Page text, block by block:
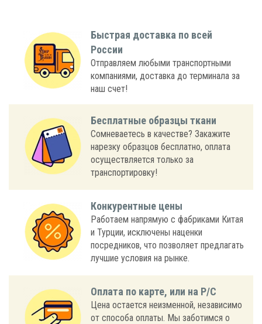
Быстрая доставка по всей
России
Отправляем любыми транспортными
компаниями, доставка до терминала за
наш счет!
Бесплатные образцы ткани
Сомневаетесь в качестве? Закажите
нарезку образцов бесплатно, оплата
осуществляется только за
транспортировку!
Конкурентные цены
Работаем напрямую с фабриками Китая
и Турции, исключены наценки
посредников, что позволяет предлагать
лучшие условия на рынке.
Оплата по карте, или на Р/С
Цена остается неизменной, независимо
от способа оплаты. Мы заботимся о